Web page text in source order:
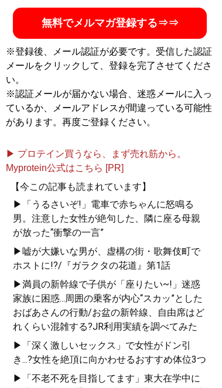
無料でメルマガ登録する⇒⇒
※登録後、メール認証が必要です。受信した認証
メールをクリックして、登録を完了させてくださ
い。
※認証メールが届かない場合、迷惑メールに入っ
ているか、メールアドレスが間違っている可能性
があります。再度ご登録ください。
▶ プロテイン買うなら、まず売れ筋から。
Myprotein公式はこちら [PR]
【今この記事も読まれています】
▶「うるさいぞ!」電車で赤ちゃんに怒鳴る
男。注意した女性が絶句した、隣に座る母親
が放った“衝撃の一言”
▶嘘が大嫌いな男が、虚構の街・歌舞伎町で
ホストに!?/『ガラクタの花道』第1話
▶満員の新幹線で子供が「座りたい~!」迷惑
家族に困惑...周囲の乗客が内心“スカッ”とした
おばあさんの行動/お盆の新幹線、自由席はど
れくらい混雑する?JR利用実績を調べてみた
▶「深く激しいセックス」で女性がドン引
き...?女性を絶頂に向かわせるおすすめ体位3つ
▶「不老不死を目指してます」東大在学中に